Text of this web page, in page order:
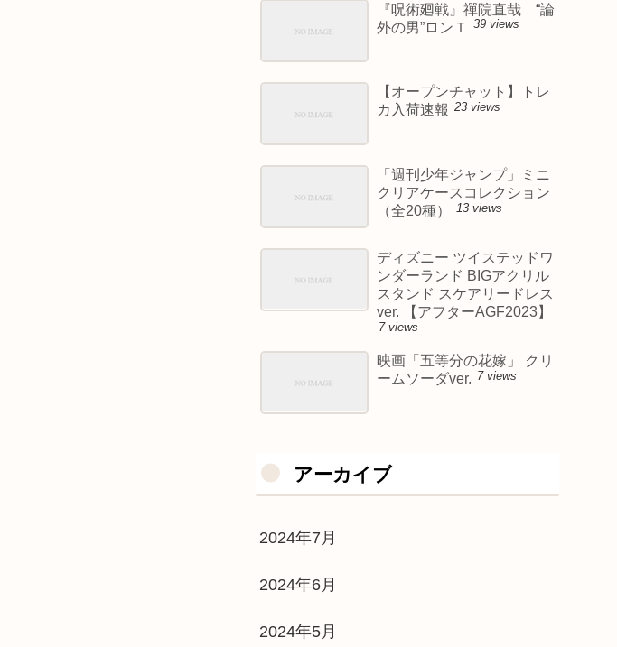
『呪術廻戦』禪院直哉 “論
外の男”ロンＴ
39 views
【オープンチャット】トレ
カ入荷速報 23 views
「週刊少年ジャンプ」ミニ
クリアケースコレクション
（全20種）
13 views
ディズニー ツイステッドワ
ンダーランド BIGアクリル
スタンド スケアリードレス
ver. 【アフターAGF2023】
7 views
映画「五等分の花嫁」 クリ
ームソーダver. 7 views
アーカイブ
2024年7月
2024年6月
2024年5月